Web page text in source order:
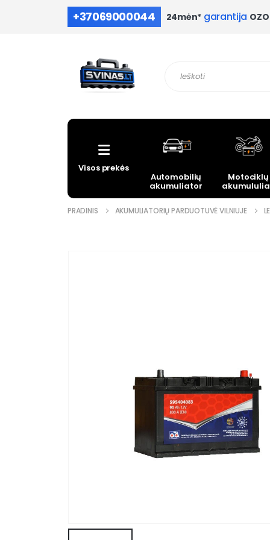
+37069000044 24mėn* garantija
Visos prekės
Automobilių
akumuliatoriai
Motociklų
PRADINIS AKUMULIATORIŲ PARDUOTUVĖ VILNIUJE